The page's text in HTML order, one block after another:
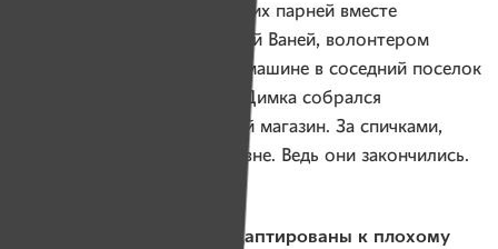
После чаепития двое старших парней вместе
с вернувшимся из леса дядей Ваней, волонтером
«Отрады», отправились на машине в соседний поселок
за деталями для дверей. А Димка собрался
на велосипеде в ближайший магазин. За спичками,
объяснил он Галине Петровне. Ведь они закончились.
«Хорошо, что эти дети адаптированы к плохому